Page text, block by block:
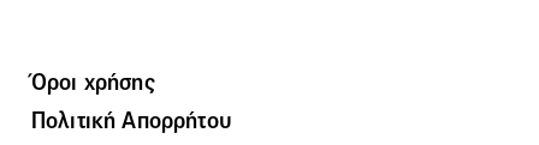
Όροι χρήσης
Πολιτική Απορρήτου